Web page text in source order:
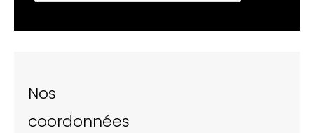
Nos
coordonnées